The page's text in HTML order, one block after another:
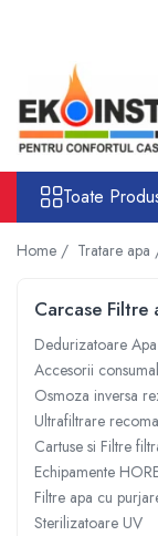
Toate Produsele
Cabina put
apa
Rezervoare
Camin pentru put
Rezervoare de
pluvială, bazine
Sisteme-
apa
Tratare apa
Accesorii Filtre
Accesorii Statii
Statii osmoza
Sisteme filtrare
Toate
Home / Tratare apa
Carcase Filtre
Dedurizatoare Apa
Accesorii
Osmoza inversa
Ultrafiltrare
Cartuse si Filtre
Echipamente
Filtre apa cu
Sterilizatoare UV